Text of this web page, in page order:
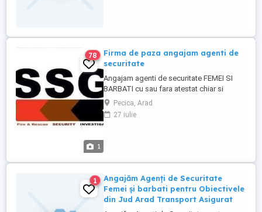
1
78
Firma de paza angajam agenti de
securitate
Angajam agenti de securitate FEMEI SI
BARBATI cu sau fara atestat chiar si
pensionari. Salariu motivant in functie de
numarul orelor lucrate. Obiectiv: Pecica si
Chisineu Cris,Arad
Pecica, Arad
27 iulie
1
Angajăm Agenți de Securitate
Femei și barbati pentru Obiectivele
din Jud Arad Transport Asigurat